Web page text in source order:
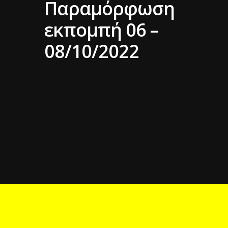
Παραμόρφωση
εκπομπή 06 –
08/10/2022